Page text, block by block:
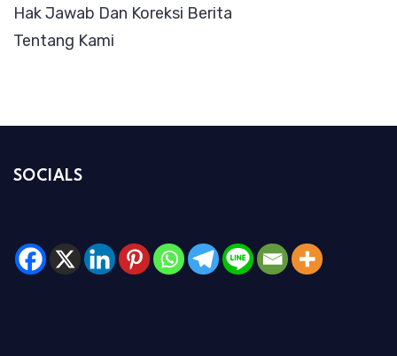
Hak Jawab Dan Koreksi Berita
Tentang Kami
SOCIALS